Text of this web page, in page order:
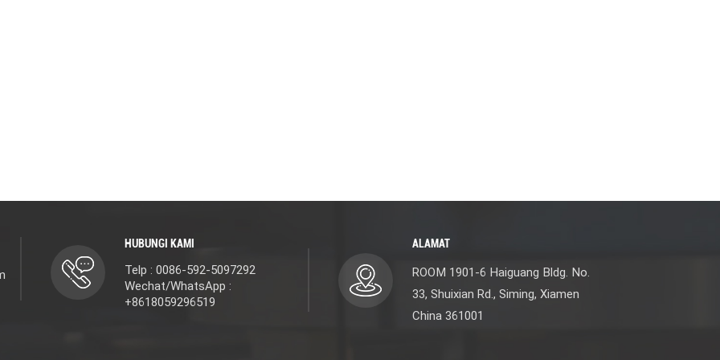
HUBUNGI KAMI
Telp : 0086-592-5097292
Wechat/WhatsApp :
+8618059296519
ALAMAT
ROOM 1901-6 Haiguang Bldg. No.
33, Shuixian Rd., Siming, Xiamen
China 361001